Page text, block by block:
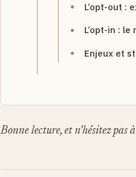
L’opt-out :
L’opt-in :
Enjeux et
Bonne lecture, et n'hésitez pas